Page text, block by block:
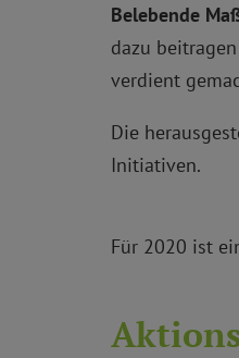
Belebende
dazu
verdient
Die
Initiativen.
Für 2020 ist